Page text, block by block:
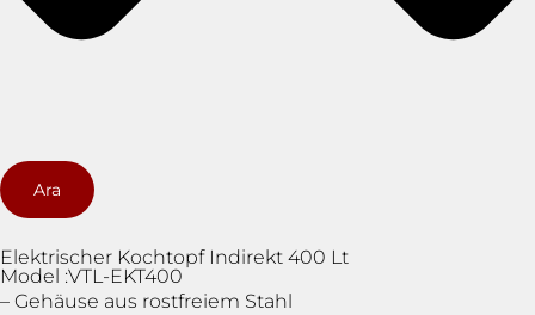
Ara
Elektrischer Kochtopf Indirekt 400 Lt
Model :VTL-EKT400
– Gehäuse aus rostfreiem Stahl